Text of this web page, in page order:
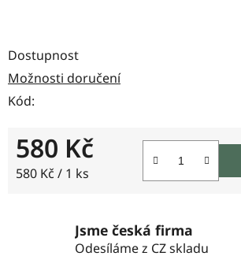
Dostupnost
Možnosti doručení
Kód:
580 Kč
Měrná cena:
580 Kč / 1 ks
Jsme česká firma
Odesíláme z CZ skladu